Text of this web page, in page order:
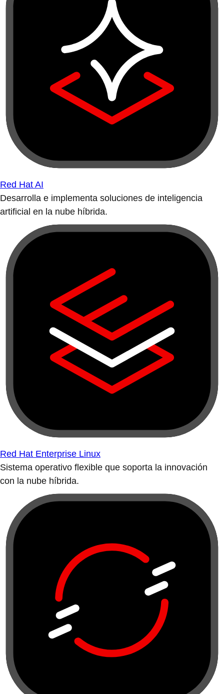
Red Hat AI
Desarrolla e implementa soluciones de inteligencia
artificial en la nube híbrida.
Red Hat Enterprise Linux
Sistema operativo flexible que soporta la innovación
con la nube híbrida.